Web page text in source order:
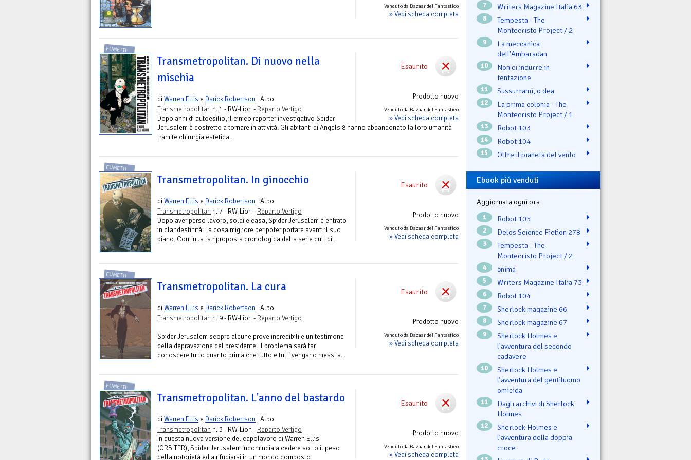
Venduto da Bazaar del Fantastico
» Vedi scheda completa
Esaurito
Prodotto nuovo
Venduto da Bazaar del Fantastico
» Vedi scheda completa
FUMETTI
Transmetropolitan. Di nuovo nella
mischia
diWarren Ellis e Darick Robertson | Albo
Transmetropolitan n. 1 - RW-Lion - Reparto Vertigo
Dopo anni di autoesilio, il cinico reporter investigativo Spider
Jerusalem è costretto a tornare in attività. Gli abitanti di Angels 8 hanno abbandonato la loro umanità
tramite chirurgia estetica...
Esaurito
Prodotto nuovo
Venduto da Bazaar del Fantastico
» Vedi scheda completa
FUMETTI
Transmetropolitan. In ginocchio
diWarren Ellis e Darick Robertson | Albo
Transmetropolitan n. 7 - RW-Lion - Reparto Vertigo
Dopo aver perso lavoro, soldi e casa, Spider Jerusalem è entrato
in clandestinità. La cosa migliore per poter portare avanti il suo
piano. Continua la riproposta cronologica della serie cult di...
Esaurito
Prodotto nuovo
Venduto da Bazaar del Fantastico
» Vedi scheda completa
FUMETTI
Transmetropolitan. La cura
diWarren Ellis e Darick Robertson | Albo
Transmetropolitan n. 9 - RW-Lion - Reparto Vertigo
Spider Jerusalem scopre alcune prove incredibili e un testimone
della depravazione del presidente. Il problema sarà far
conoscere tutto quanto prima che tutto e tutti vengano messi a...
Esaurito
Prodotto nuovo
Venduto da Bazaar del Fantastico
» Vedi scheda completa
FUMETTI
Transmetropolitan. L'anno del bastardo
diWarren Ellis e Darick Robertson | Albo
Transmetropolitan n. 3 - RW-Lion - Reparto Vertigo
In questa nuova versione del capolavoro di Warren Ellis
(ORBITER), Spider Jerusalem incomincia a cedere sotto il peso
della notorietà ed a rifugiarsi in un mondo composto
7 Writers Magazine Italia 63
8
Tempesta - The
Montecristo Project / 2
9
La meccanica
dell'Ambaradan
10
Non ci indurre in
tentazione
11 Sussurrami, o dea
12
La prima colonia - The
Montecristo Project / 1
13 Robot 103
14 Robot 104
15 Oltre il pianeta del vento
Ebook più venduti
Aggiornata ogni ora
1 Robot 105
2 Delos Science Fiction 278
3
Tempesta - The
Montecristo Project / 2
4 ənima
5 Writers Magazine Italia 73
6 Robot 104
7 Sherlock magazine 66
8 Sherlock magazine 67
9
Sherlock Holmes e
l'avventura del secondo
cadavere
10
Sherlock Holmes e
l’avventura del gentiluomo
omicida
11
Dagli archivi di Sherlock
Holmes
12
Sherlock Holmes e
l’avventura della doppia
croce